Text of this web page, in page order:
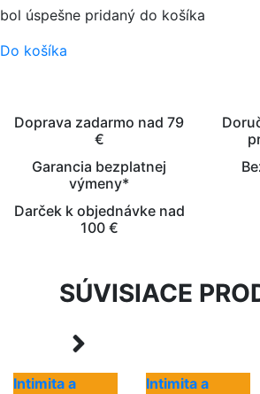
bol úspešne pridaný do košíka
Do košíka
Doprava zadarmo nad 79
€
Garancia bezplatnej
výmeny*
Darček k objednávke nad
100 €
SÚVISIACE
Intimita a
Intimita a